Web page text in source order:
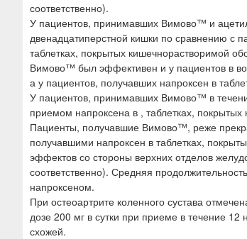
соответственно).
У пациентов, принимавших Вимово™ и
двенадцатиперстной кишки по сравнению с
таблетках, покрытых кишечнорастворимой
Вимово™ был эффективен и у пациентов в
а у пациентов, получавших напроксен в
У пациентов, принимавших Вимово™ в
приемом напроксена в , таблетках,
Пациенты, получавшие Вимово™, реже
получавшими напроксен в таблетках,
эффектов со стороны верхних отделов
соответственно). Средняя
напроксеном.
При остеоартрите коленного сустава
дозе 200 мг в сутки при приеме в течение
схожей.